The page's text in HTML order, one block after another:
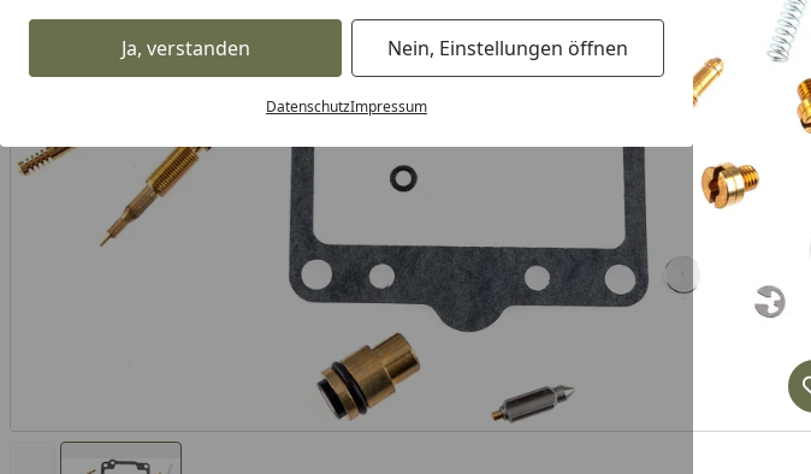
Ja, verstanden Nein, Einstellungen öffnen
DatenschutzImpressum